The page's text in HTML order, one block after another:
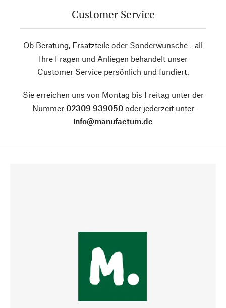
Customer Service
Ob Beratung, Ersatzteile oder Sonderwünsche - all
Ihre Fragen und Anliegen behandelt unser
Customer Service persönlich und fundiert.
Sie erreichen uns von Montag bis Freitag unter der
Nummer 02309 939050oder jederzeit unter
info@manufactum.de